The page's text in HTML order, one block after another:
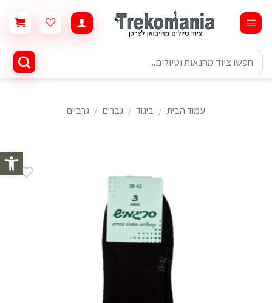
פתח
content
חיפוש
עבור:
עמוד הבית / ביגוד / גברים / גרביים